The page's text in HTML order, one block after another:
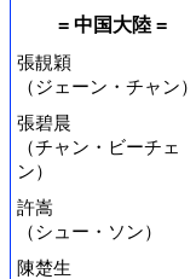
= 中国大陸 =
張靚穎
（ジェーン・チャン）
張碧晨
（チャン・ビーチェ
ン）
許嵩
（シュー・ソン）
陳楚生